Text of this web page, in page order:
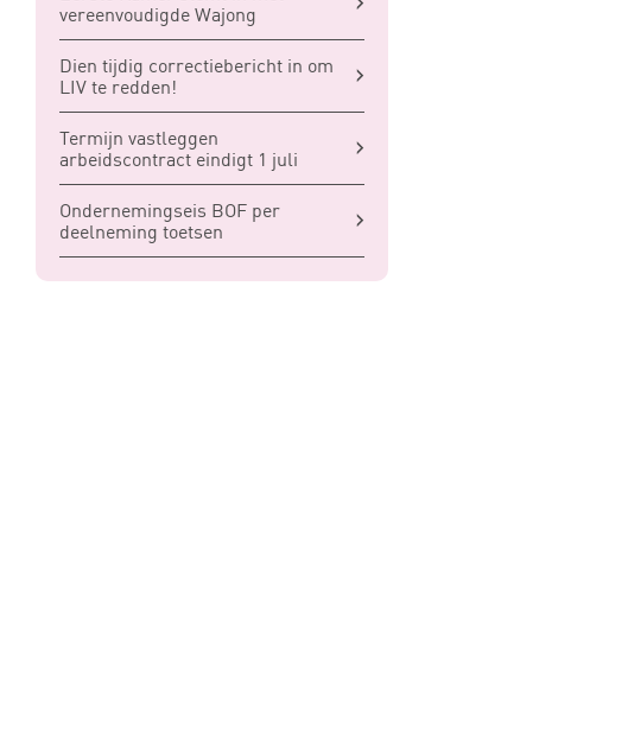
vereenvoudigde Wajong
Dien tijdig correctiebericht in om
LIV te redden!
Termijn vastleggen
arbeidscontract eindigt 1 juli
Ondernemingseis BOF per
deelneming toetsen